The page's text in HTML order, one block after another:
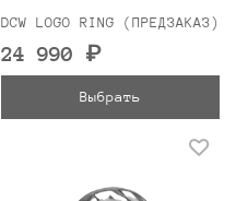
DCW LOGO RING (ПРЕДЗАКАЗ)
24 990 ₽
Выбрать